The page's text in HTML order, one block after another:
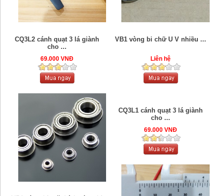
CQ3L2 cánh quạt 3 lá giành
cho ...
69.000 VNĐ
VB1 vòng bi chữ U V nhiều ...
Liên hệ
CQ3L1 cánh quạt 3 lá giành
cho ...
69.000 VNĐ